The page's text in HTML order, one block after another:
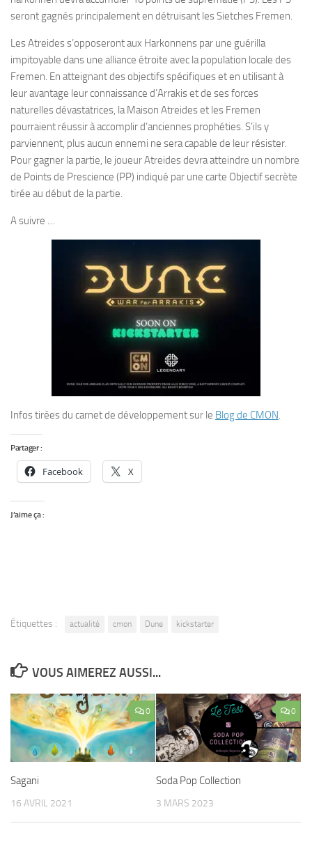
seront gagnés principalement en détruisant les Sietches Fremen.
Les Atreides s’opposeront aux Harkonnens par une guérilla
impitoyable dans une alliance étroite avec la population locale des
Fremen. En atteignant des objectifs spécifiques et en utilisant à
leur avantage leur connaissance d’Arrakis et de ses forces
naturelles dévastatrices, la Maison Atreides et les Fremen
pourraient réussir à accomplir d’anciennes prophéties. S’ils y
parviennent, plus aucun ennemi ne sera capable de leur résister.
Pour gagner la partie, le joueur Atreides devra atteindre un nombre
de Points de Prescience (PP) indiqué par une carte Objectif secrète
tirée au début de la partie.
A suivre …
Infos tirées du carnet de développement sur le Blog de CMON.
Partager :
Facebook X
J’aime ça :
Étiquettes : actualité cmon Dune kickstarter
VOUS AIMEREZ AUSSI...
0
Sagani
16 AVRIL 2021
0
Soda Pop Collection
3 MARS 2023